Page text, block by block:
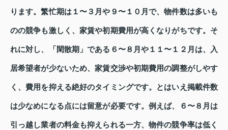
ります。繁忙期は１〜３月や９〜１０月で、物件数は多いも
のの競争も激しく、家賃や初期費用が高くなりがちです。そ
れに対し、「閑散期」である６〜８月や１１〜１２月は、入
居希望者が少ないため、家賃交渉や初期費用の調整がしやす
く、費用を抑える絶好のタイミングです。とはいえ掲載件数
は少なめになる点には留意が必要です。例えば、６〜８月は
引っ越し業者の料金も抑えられる一方、物件の競争率は低く